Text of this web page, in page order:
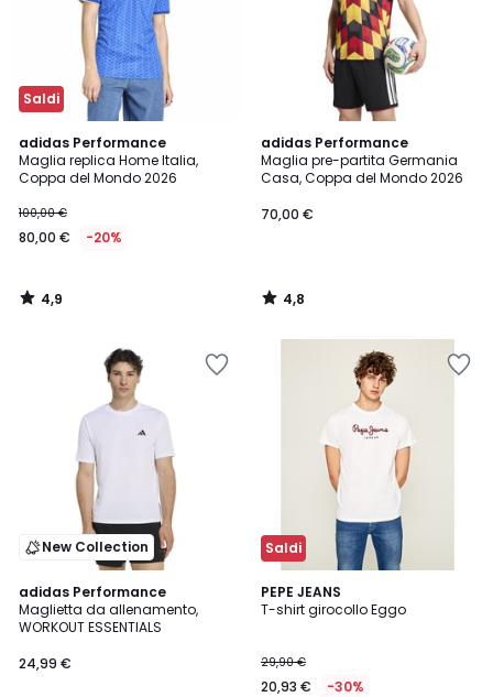
Saldi
adidas Performance
Maglia replica Home Italia,
Coppa del Mondo 2026
100,00 €
80,00 € -20%
4,9
/ 5
4,9
/
adidas Performance
Maglia pre-partita Germania
Casa, Coppa del Mondo 2026
70,00 €
4,8
/ 5
4,8
/
New Collection
adidas Performance
Maglietta da allenamento,
WORKOUT ESSENTIALS
24,99 €
4,6
/ 5
3
Colori
Saldi
PEPE JEANS
T-shirt girocollo Eggo
29,90 €
20,93 € -30%
4,7
/ 5
3
Colori